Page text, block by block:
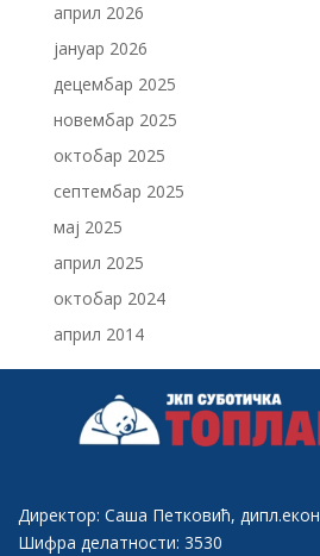
април 2026
јануар 2026
децембар 2025
новембар 2025
октобар 2025
септембар 2025
мај 2025
април 2025
октобар 2024
април 2014
Директор: Саша Петковић, дипл.екон
Шифра делатности: 3530